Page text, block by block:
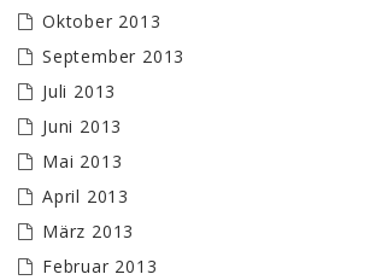
Oktober 2013
September 2013
Juli 2013
Juni 2013
Mai 2013
April 2013
März 2013
Februar 2013